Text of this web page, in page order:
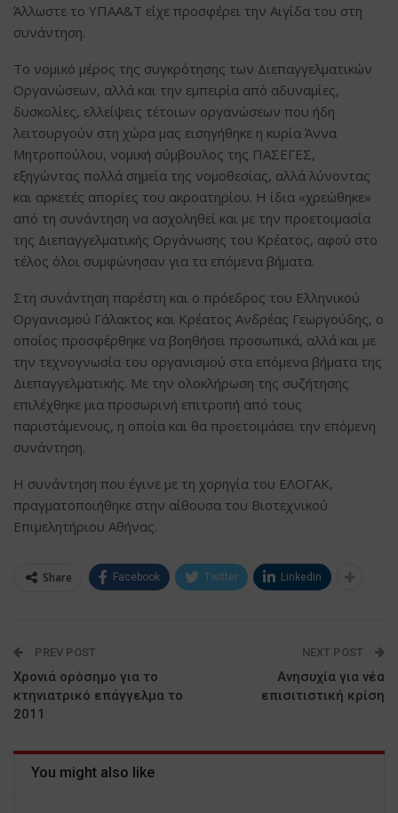
Άλλωστε το ΥΠΑΑ&Τ είχε προσφέρει την Αιγίδα του στη
συνάντηση.
Το νομικό μέρος της συγκρότησης των Διεπαγγελματικών
Οργανώσεων, αλλά και την εμπειρία από αδυναμίες,
δυσκολίες, ελλείψεις τέτοιων οργανώσεων που ήδη
λειτουργούν στη χώρα μας εισηγήθηκε η κυρία Άννα
Μητροπούλου, νομική σύμβουλος της ΠΑΣΕΓΕΣ,
εξηγώντας πολλά σημεία της νομοθεσίας, αλλά λύνοντας
και αρκετές απορίες του ακροατηρίου. Η ίδια «χρεώθηκε»
από τη συνάντηση να ασχοληθεί και με την προετοιμασία
της Διεπαγγελματικής Οργάνωσης του Κρέατος, αφού στο
τέλος όλοι συμφώνησαν για τα επόμενα βήματα.
Στη συνάντηση παρέστη και ο πρόεδρος του Ελληνικού
Οργανισμού Γάλακτος και Κρέατος Ανδρέας Γεωργούδης, ο
οποίος προσφέρθηκε να βοηθήσει προσωπικά, αλλά και με
την τεχνογνωσία του οργανισμού στα επόμενα βήματα της
Διεπαγγελματικής. Με την ολοκλήρωση της συζήτησης
επιλέχθηκε μια προσωρινή επιτροπή από τους
παριστάμενους, η οποία και θα προετοιμάσει την επόμενη
συνάντηση.
Η συνάντηση που έγινε με τη χορηγία του ΕΛΟΓΑΚ,
πραγματοποιήθηκε στην αίθουσα του Βιοτεχνικού
Επιμελητήριου Αθήνας.
Share Facebook Twitter Linkedin
PREV POST
Χρονιά ορόσημο για το
κτηνιατρικό επάγγελμα το
2011
NEXT POST
Ανησυχία για νέα
επισιτιστική κρίση
You might also like